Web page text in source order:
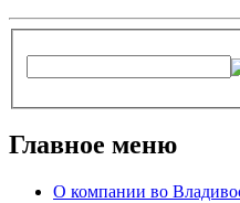
Главное меню
О компании во